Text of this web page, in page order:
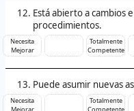
Está abierto a cambios
procedimientos.
Necesita
Mejorar
Totalmente
Competente
Puede asumir nuevas
Necesita
Mejorar
Totalmente
Competente